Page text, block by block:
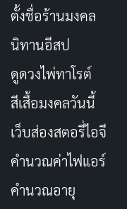
ความหวังว่า MAPPA
ตั้งชื่อร้านมงคล
นิทานอีสป
ดูดวงไพ่ทาโรต์
สีเสื้อมงคลวันนี้
เว็บส่องสตอรี่ไอจี
คำนวณค่าไฟแอร์
คำนวณอายุ